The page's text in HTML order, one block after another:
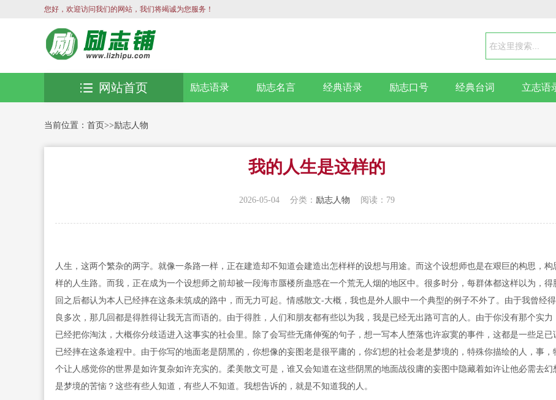
您好，欢迎访问我们的网站，我们将竭诚为您服务！
励志语录 励志名言 经典语录 励志口号 经典台词 立志语
网站首页
当前位置： 首页>>励志人物
我的人生是这样的
2026-05-04 分类： 励志人物 阅读：79
人生，这两个繁杂的两字。就像一条路一样，正在建造却不知道会建造出怎样样的设想与用途。而这个设想师也是在艰巨的构思，构
样的人生路。而我，正在成为一个设想师之前却被一段海市蜃楼所蛊惑在一个荒无人烟的地区中。很多时分，每群体都这样以为，得
回之后都认为本人已经摔在这条未筑成的路中，而无力可起。情感散文-大概，我也是外人眼中一个典型的例子不外了。由于我曾经
良多次，那几回都是得胜得让我无言而语的。由于得胜，人们和朋友都有些以为我，我是已经无出路可言的人。由于你没有那个实力
已经把你淘汰，大概你分歧适进入这事实的社会里。除了会写些无痛伸冤的句子，想一写本人堕落也许寂寞的事件，这都是一些足已
已经摔在这条途程中。由于你写的地面老是阴黑的，你想像的妄图老是很平庸的，你幻想的社会老是梦境的，特殊你描绘的人，事，
个让人感觉你的世界是如许复杂如许充实的。柔美散文可是，谁又会知道在这些阴黑的地面战役庸的妄图中隐藏着如许让他必需去幻
是梦境的苦恼？这些有些人知道，有些人不知道。我想告诉的，就是不知道我的人。